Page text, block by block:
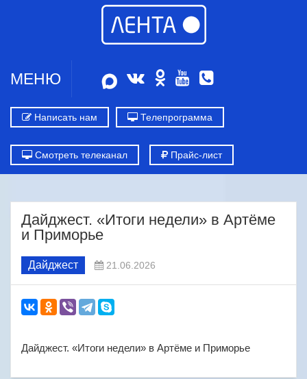
МЕНЮ
Написать нам Телепрограмма
Смотреть телеканал Прайс-лист
Дайджест. «Итоги недели» в Артёме
и Приморье
Дайджест 21.06.2026
Дайджест. «Итоги недели» в Артёме и Приморье